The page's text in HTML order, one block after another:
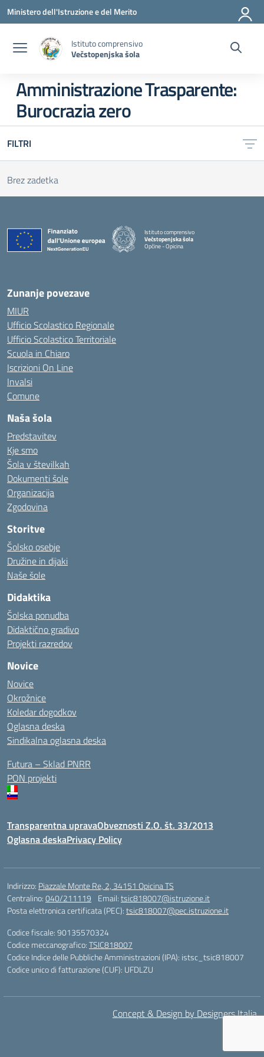
Vai ai contenuti
Vai al menu di navigazione
Vai al footer
Ministero dell'Istruzione e del Merito
Istituto comprensivo
Večstopenjska šola
Amministrazione Trasparente:
Burocrazia zero
FILTRI
Brez zadetka
Istituto comprensivo
Večstopenjska šola
Opčine - Opicina
Zunanje povezave
MIUR
Ufficio Scolastico Regionale
Ufficio Scolastico Territoriale
Scuola in Chiaro
Iscrizioni On Line
Invalsi
Comune
Naša šola
Predstavitev
Kje smo
Šola v številkah
Dokumenti šole
Organizacija
Zgodovina
Storitve
Šolsko osebje
Družine in dijaki
Naše šole
Didaktika
Šolska ponudba
Didaktično gradivo
Projekti razredov
Novice
Novice
Okrožnice
Koledar dogodkov
Oglasna deska
Sindikalna oglasna deska
Futura – Sklad PNRR
PON projekti
Transparentna upravaObveznosti Z.O. št. 33/2013
Oglasna deskaPrivacy Policy
Indirizzo: Piazzale Monte Re, 2, 34151 Opicina TS
Centralino:040/211119 Email:tsic818007@istruzione.it
Posta elettronica certificata (PEC):tsic818007@pec.istruzione.it
Codice fiscale: 90135570324
Codice meccanografico:TSIC818007
Codice Indice delle Pubbliche Amministrazioni (IPA): istsc_tsic818007
Codice unico di fatturazione (CUF): UFDLZU
Concept & Design by Designers Italia